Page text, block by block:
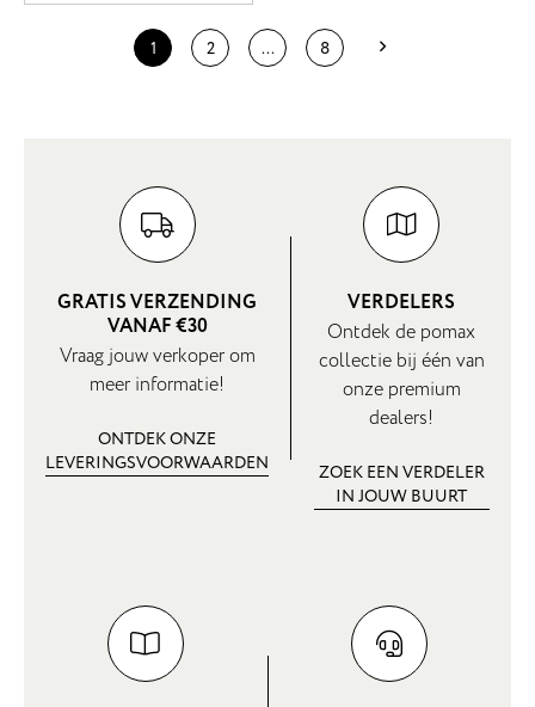
1 2 ... 8
GRATIS VERZENDING
VANAF €30
Vraag jouw verkoper om
meer informatie!
ONTDEK ONZE
LEVERINGSVOORWAARDEN
VERDELERS
Ontdek de pomax
collectie bij één van
onze premium
dealers!
ZOEK EEN VERDELER
IN JOUW BUURT